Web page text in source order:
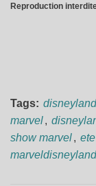
Reproduction
Tags:
marvel,
show marvel,